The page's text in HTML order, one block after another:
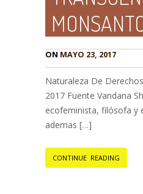
ON MAYO 23, 2017
Naturaleza De
2017 Fuente Vandana
ecofeminista, filósofa y
ademas […]
CONTINUE READING